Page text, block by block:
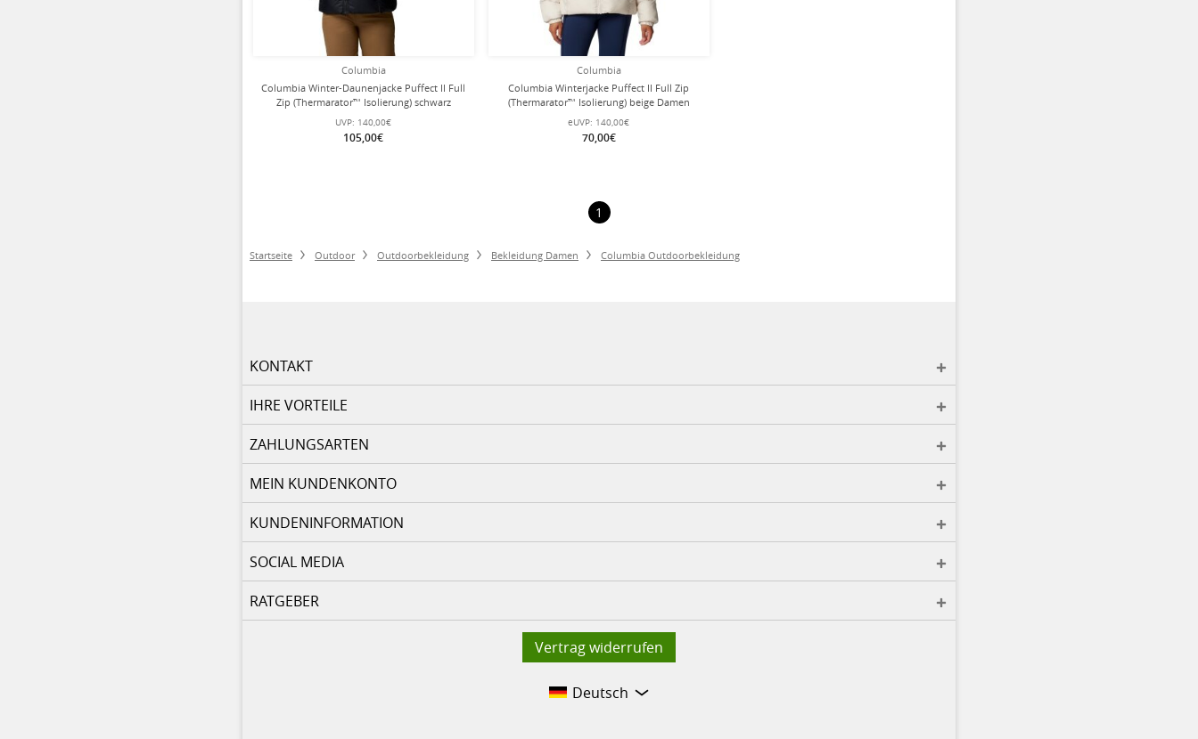
Columbia
Columbia Winter-Daunenjacke Puffect II Full
Zip (Thermarator™ Isolierung) schwarz
UVP: 140,00€
105,00€
Columbia
Columbia Winterjacke Puffect II Full Zip
(Thermarator™ Isolierung) beige Damen
eUVP: 140,00€
70,00€
1
Startseite Outdoor Outdoorbekleidung Bekleidung Damen Columbia Outdoorbekleidung
KONTAKT
IHRE VORTEILE
ZAHLUNGSARTEN
MEIN KUNDENKONTO
KUNDENINFORMATION
SOCIAL MEDIA
RATGEBER
Vertrag widerrufen
Deutsch